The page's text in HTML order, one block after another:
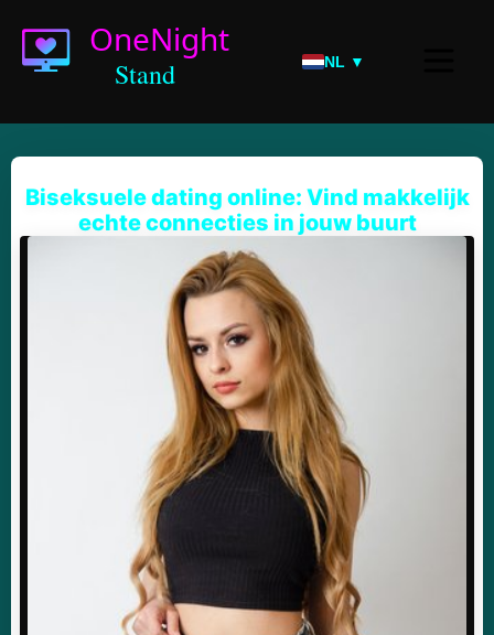
NL ▼
Biseksuele dating online: Vind makkelijk
echte connecties in jouw buurt